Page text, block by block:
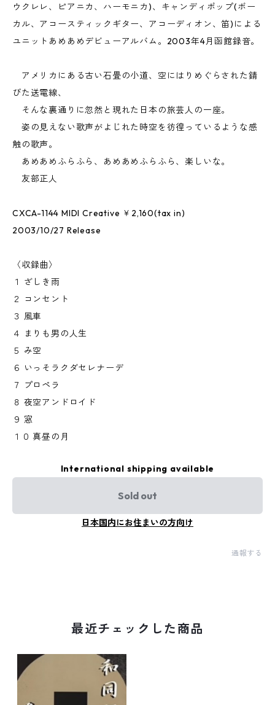
ウクレレ、ピアニカ、ハーモニカ)、キャンディポップ(ボー
カル、アコースティックギター、アコーディオン、笛)による
ユニットあめあめデビューアルバム。2003年4月函館録音。
アメリカにある古い石畳の小道、空にはりめぐらされた錆
びた送電線、
そんな裏通りに忽然と現れた日本の旅芸人の一座。
姿の見えない歌声がよじれた時空を彷徨っているような感
触の歌声。
あめあめふらふら、あめあめふらふら、楽しいな。
友部正人
CXCA-1144 MIDI Creative ￥2,160(tax in)
2003/10/27 Release
〈収録曲〉
１ ざしき雨
２ コンセント
３ 風車
４ まりも男の人生
５ み空
６ いっそラクダセレナーデ
７ プロペラ
８ 夜空アンドロイド
９ 窓
１０ 真昼の月
International shipping available
Sold out
日本国内にお住まいの方向け
通報する
最近チェックした商品